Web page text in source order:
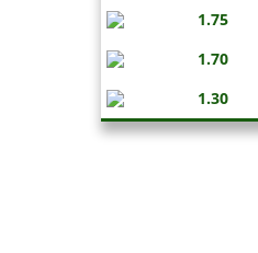
1.75
1.70
1.30